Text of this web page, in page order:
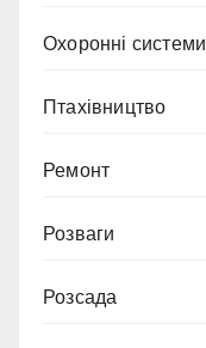
Охоронні системи
Птахівництво
Ремонт
Розваги
Розсада